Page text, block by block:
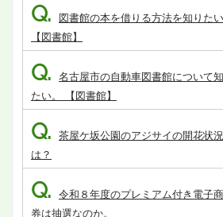
Q. 図書館の本を借りる方法を知りたい
【図書館】
Q. 名古屋市の自動車図書館について
たい。 【図書館】
Q. 茶屋ケ坂公園のアジサイの開花状況
は？
Q. 令和８年度のプレミアム付き電子
券は抽選なのか。